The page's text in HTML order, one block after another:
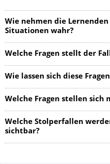
Wie nehmen die
Situationen wahr?
Welche Fragen stellt der
Wie lassen sich diese
Welche Fragen stellen sich
Welche Stolperfallen
sichtbar?